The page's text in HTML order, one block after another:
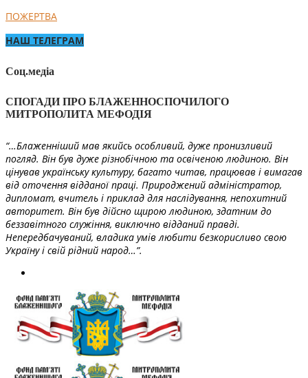
ПОЖЕРТВА
НАШ ТЕЛЕГРАМ
Соц.медіа
СПОГАДИ ПРО БЛАЖЕННОСПОЧИЛОГО
МИТРОПОЛИТА МЕФОДІЯ
“…Блаженніший мав якийсь особливий, дуже пронизливий
погляд. Він був дуже різнобічною та освіченою людиною. Він
цінував українську культуру, багато читав, працював і вимагав
від оточення відданої праці. Природжений адміністратор,
дипломат, вчитель і приклад для наслідування, непохитний
авторитет. Він був дійсно щирою людиною, здатним до
беззавітного служіння, виключно відданий правді.
Непередбачуваний, владика умів любити безкорисливо свою
Україну і свій рідний народ…”.